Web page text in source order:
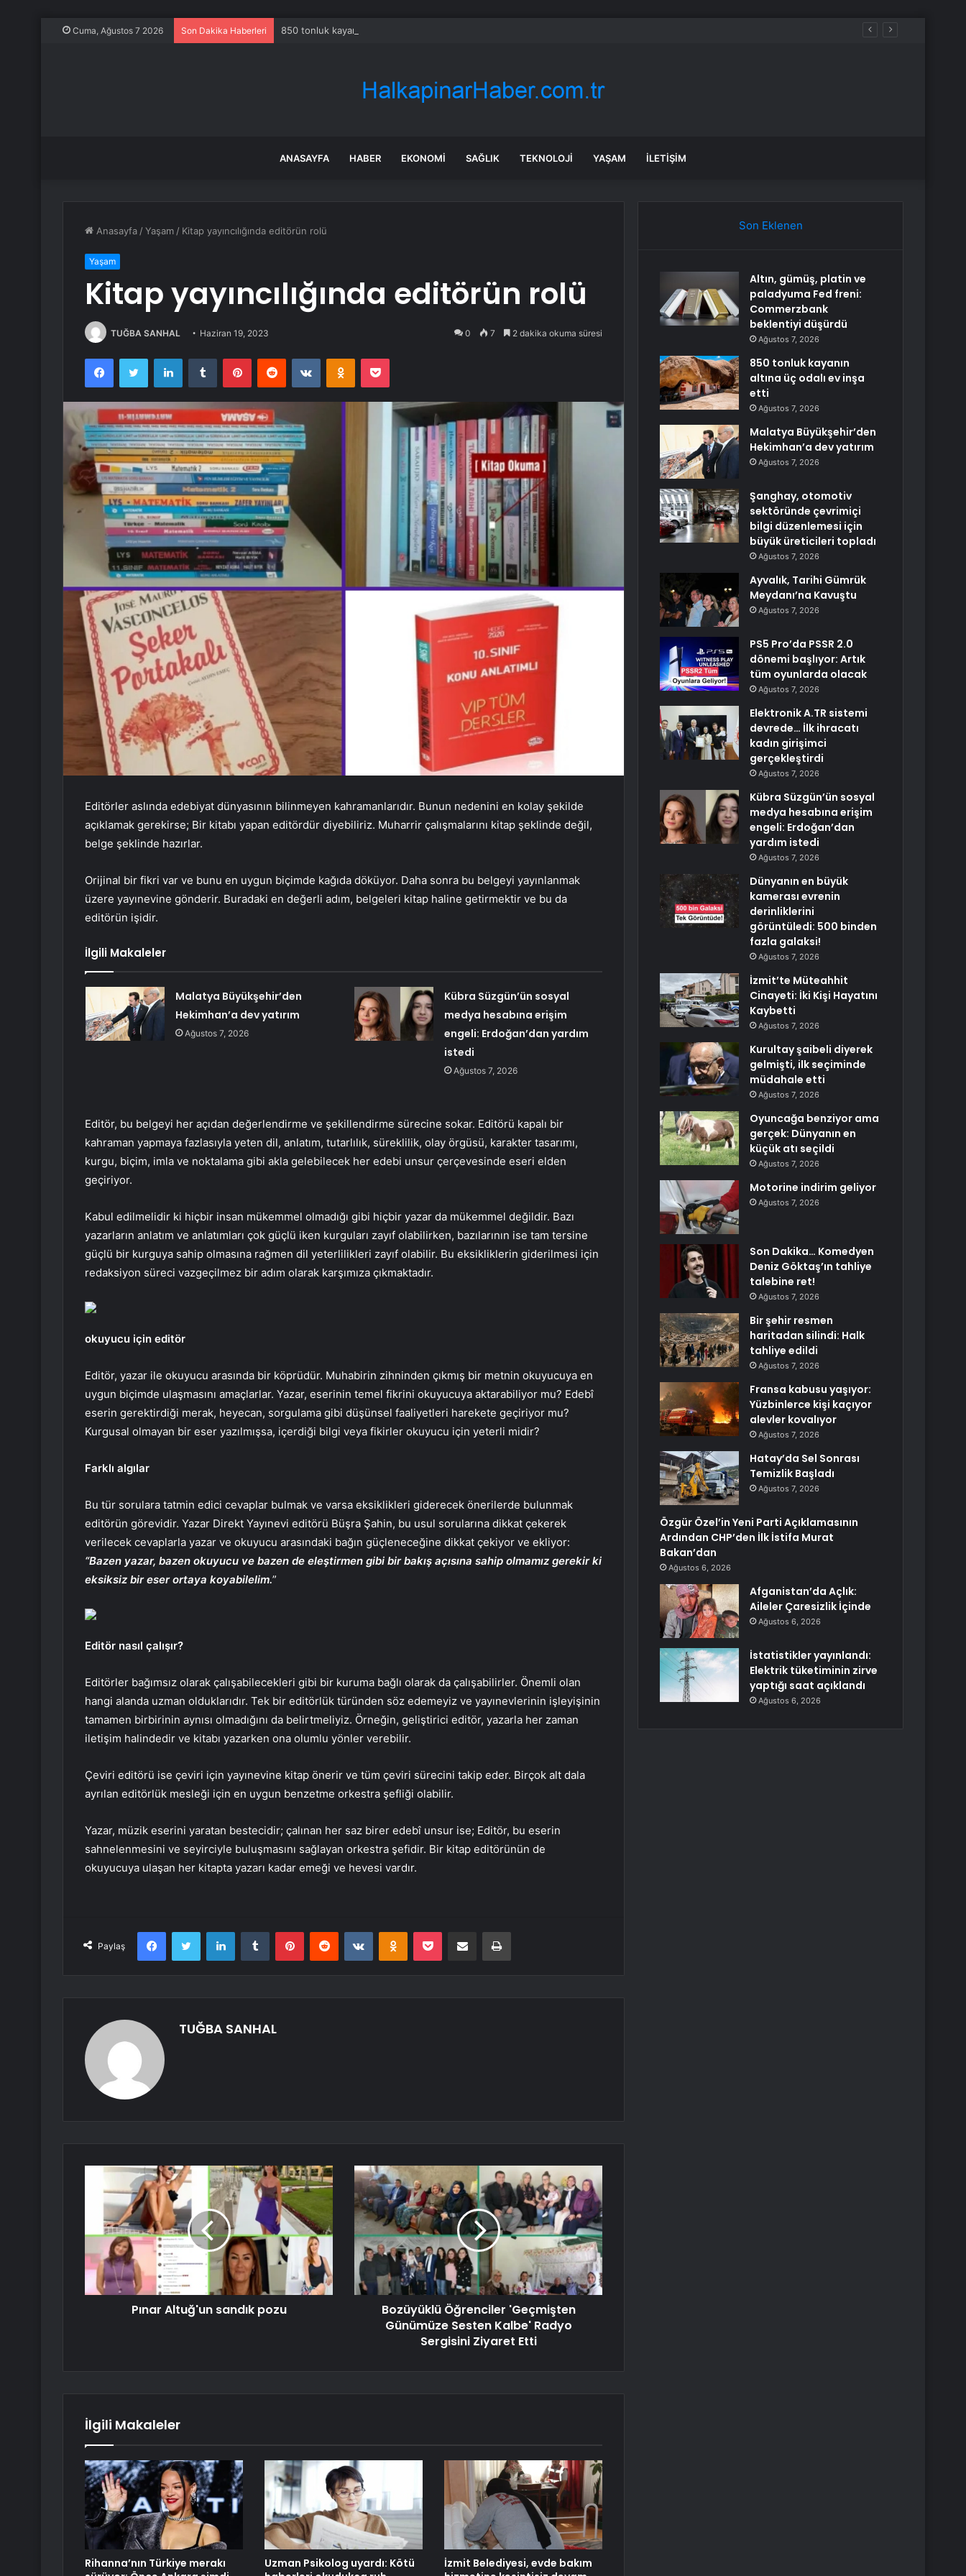
Cuma, Ağustos 7 2026 Son Dakika Haberleri 850 tonluk kayanın altına üç odalı ev inşa etti
ANASAYFA HABER EKONOMI SAĞLIK TEKNOLOJI YAŞAM İLETIŞIM
Anasayfa /Yaşam / Kitap yayıncılığında editörün rolü
Yaşam
Kitap yayıncılığında editörün rolü
TUĞBA SANHAL Haziran 19, 2023 0 7 2 dakika okuma süresi
FacebookTwitter LinkedInTumblr PinterestReddit VKontakteOdnoklassniki
Pocket
Editörler aslında edebiyat dünyasının bilinmeyen kahramanlarıdır. Bunun nedenini en kolay şekilde
açıklamak gerekirse; Bir kitabı yapan editördür diyebiliriz. Muharrir çalışmalarını kitap şeklinde değil,
belge şeklinde hazırlar.
Orijinal bir fikri var ve bunu en uygun biçimde kağıda döküyor. Daha sonra bu belgeyi yayınlanmak
üzere yayınevine gönderir. Buradaki en değerli adım, belgeleri kitap haline getirmektir ve bu da
editörün işidir.
İlgili Makaleler
Malatya Büyükşehir’den
Hekimhan’a dev yatırım
Ağustos 7, 2026
Kübra Süzgün’ün sosyal
medya hesabına erişim
engeli: Erdoğan’dan yardım
istedi
Ağustos 7, 2026
Editör, bu belgeyi her açıdan değerlendirme ve şekillendirme sürecine sokar. Editörü kapalı bir
kahraman yapmaya fazlasıyla yeten dil, anlatım, tutarlılık, süreklilik, olay örgüsü, karakter tasarımı,
kurgu, biçim, imla ve noktalama gibi akla gelebilecek her edebi unsur çerçevesinde eseri elden
geçiriyor.
Kabul edilmelidir ki hiçbir insan mükemmel olmadığı gibi hiçbir yazar da mükemmel değildir. Bazı
yazarların anlatım ve anlatımları çok güçlü iken kurguları zayıf olabilirken, bazılarının ise tam tersine
güçlü bir kurguya sahip olmasına rağmen dil yeterlilikleri zayıf olabilir. Bu eksikliklerin giderilmesi için
redaksiyon süreci vazgeçilmez bir adım olarak karşımıza çıkmaktadır.
okuyucu için editör
Editör, yazar ile okuyucu arasında bir köprüdür. Muhabirin zihninden çıkmış bir metnin okuyucuya en
uygun biçimde ulaşmasını amaçlarlar. Yazar, eserinin temel fikrini okuyucuya aktarabiliyor mu? Edebî
eserin gerektirdiği merak, heyecan, sorgulama gibi düşünsel faaliyetleri harekete geçiriyor mu?
Kurgusal olmayan bir eser yazılmışsa, içerdiği bilgi veya fikirler okuyucu için yeterli midir?
Farklı algılar
Bu tür sorulara tatmin edici cevaplar bulmak ve varsa eksiklikleri giderecek önerilerde bulunmak
editörün görevidir. Yazar Direkt Yayınevi editörü Büşra Şahin, bu usul sorularına dikkat çekerek
verilecek cevaplarla yazar ve okuyucu arasındaki bağın güçleneceğine dikkat çekiyor ve ekliyor:
“Bazen yazar, bazen okuyucu ve bazen de eleştirmen gibi bir bakış açısına sahip olmamız gerekir ki
eksiksiz bir eser ortaya koyabilelim.”
Editör nasıl çalışır?
Editörler bağımsız olarak çalışabilecekleri gibi bir kuruma bağlı olarak da çalışabilirler. Önemli olan
hangi alanda uzman olduklarıdır. Tek bir editörlük türünden söz edemeyiz ve yayınevlerinin işleyişinin
tamamen birbirinin aynısı olmadığını da belirtmeliyiz. Örneğin, geliştirici editör, yazarla her zaman
iletişim halindedir ve kitabı yazarken ona olumlu yönler verebilir.
Çeviri editörü ise çeviri için yayınevine kitap önerir ve tüm çeviri sürecini takip eder. Birçok alt dala
ayrılan editörlük mesleği için en uygun benzetme orkestra şefliği olabilir.
Yazar, müzik eserini yaratan bestecidir; çalınan her saz birer edebî unsur ise; Editör, bu eserin
sahnelenmesini ve seyirciyle buluşmasını sağlayan orkestra şefidir. Bir kitap editörünün de
okuyucuya ulaşan her kitapta yazarı kadar emeği ve hevesi vardır.
Paylaş
FacebookTwitter LinkedInTumblr PinterestReddit VKontakteOdnoklassniki
Pocket E-Posta ile paylaş Yazdır
TUĞBA SANHAL
Pınar Altuğ'un sandık pozu
Bozüyüklü Öğrenciler 'Geçmişten
Günümüze Sesten Kalbe' Radyo
Sergisini Ziyaret Etti
İlgili Makaleler
Rihanna’nın Türkiye merakı
Uzman Psikolog uyardı: Kötü
İzmit Belediyesi, evde bakım
Son Eklenen
Altın, gümüş, platin ve
paladyuma Fed freni:
Commerzbank
beklentiyi düşürdü
Ağustos 7, 2026
850 tonluk kayanın
altına üç odalı ev inşa
etti
Ağustos 7, 2026
Malatya Büyükşehir’den
Hekimhan’a dev yatırım
Ağustos 7, 2026
Şanghay, otomotiv
sektöründe çevrimiçi
bilgi düzenlemesi için
büyük üreticileri topladı
Ağustos 7, 2026
Ayvalık, Tarihi Gümrük
Meydanı’na Kavuştu
Ağustos 7, 2026
PS5 Pro’da PSSR 2.0
dönemi başlıyor: Artık
tüm oyunlarda olacak
Ağustos 7, 2026
Elektronik A.TR sistemi
devrede… İlk ihracatı
kadın girişimci
gerçekleştirdi
Ağustos 7, 2026
Kübra Süzgün’ün sosyal
medya hesabına erişim
engeli: Erdoğan’dan
yardım istedi
Ağustos 7, 2026
Dünyanın en büyük
kamerası evrenin
derinliklerini
görüntüledi: 500 binden
fazla galaksi!
Ağustos 7, 2026
İzmit’te Müteahhit
Cinayeti: İki Kişi Hayatını
Kaybetti
Ağustos 7, 2026
Kurultay şaibeli diyerek
gelmişti, ilk seçiminde
müdahale etti
Ağustos 7, 2026
Oyuncağa benziyor ama
gerçek: Dünyanın en
küçük atı seçildi
Ağustos 7, 2026
Motorine indirim geliyor
Ağustos 7, 2026
Son Dakika… Komedyen
Deniz Göktaş’ın tahliye
talebine ret!
Ağustos 7, 2026
Bir şehir resmen
haritadan silindi: Halk
tahliye edildi
Ağustos 7, 2026
Fransa kabusu yaşıyor:
Yüzbinlerce kişi kaçıyor
alevler kovalıyor
Ağustos 7, 2026
Hatay’da Sel Sonrası
Temizlik Başladı
Ağustos 7, 2026
Özgür Özel’in Yeni Parti Açıklamasının
Ardından CHP’den İlk İstifa Murat
Bakan’dan
Ağustos 6, 2026
Afganistan’da Açlık:
Aileler Çaresizlik İçinde
Ağustos 6, 2026
İstatistikler yayınlandı:
Elektrik tüketiminin zirve
yaptığı saat açıklandı
Ağustos 6, 2026